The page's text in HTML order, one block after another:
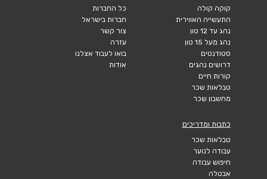
קוקה קולה
התעשייה האווירית
נהג עד 12 טון
נהג מעל 15 טון
סטודנטים
דרושים נהגים
קורות חיים
טבלאות שכר
מחשבון שכר
כל החברות
חברות בישראל
צור קשר
עזרה
בואו לעבוד אצלנו
אודות
כתבות ומדריכים
טבלאות שכר
עבודה לנוער
חיפוש עבודה
אבטלה